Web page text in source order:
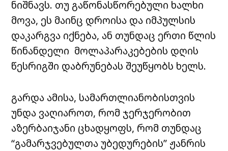
ნიშნავს. თუ გაწონასწორებული ხალხი
მოვა, ეს მაინც დროისა და იმპულსის
დაკარგვა იქნება, ან თუნდაც ერთი წლის
წინანდელი მოლაპარაკებების დღის
წესრიგში დაბრუნებას შეუწყობს ხელს.
გარდა ამისა, სამართლიანობისთვის
უნდა ვაღიაროთ, რომ ჯერჯერობით
აზერბაიჯანი ცხადყოფს, რომ თუნდაც
“გამარჯვებულთა უბედურების” ჟანრის